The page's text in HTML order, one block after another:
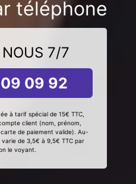
téléphone
NOUS 7/7
09 92
à tarif spécial de 15€ TTC,
client (nom, prénom,
de paiement valide). Au-
de 3,5€ à 9,5€ TTC par
le voyant.